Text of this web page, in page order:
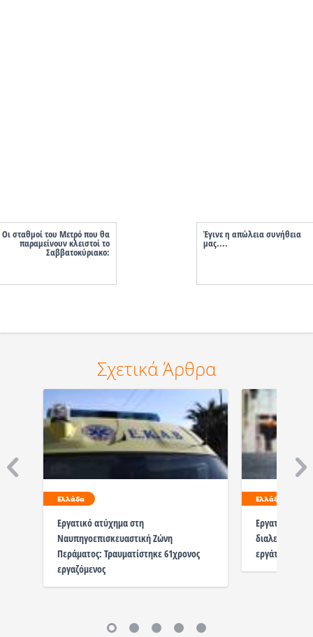
Οι σταθμοί του Μετρό που θα
παραμείνουν κλειστοί το
Σαββατοκύριακο:
Έγινε η απώλεια συνήθεια
μας....
Σχετικά Άρθρα
Ελλάδα
Εργατικό ατύχημα στη
Ναυπηγοεπισκευαστική Ζώνη
Περάματος: Τραυματίστηκε 61χρονος
εργαζόμενος
Ελλάδα
Εργατικό
διαλεύκανση
εργάτη στη